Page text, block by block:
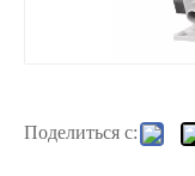
Поделиться с: